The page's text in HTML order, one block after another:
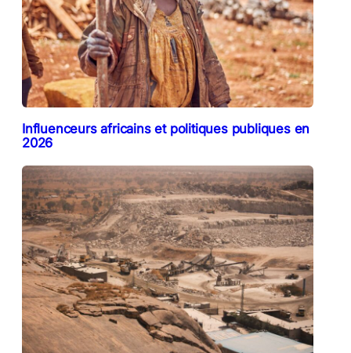
Influenceurs africains et politiques publiques en
2026